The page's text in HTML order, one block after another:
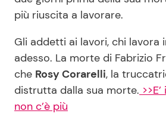
più riuscita a lavorare.
Gli addetti ai lavori, chi
adesso. La morte di Fabrizio
che Rosy Corarelli, la
distrutta dalla sua morte.
non c’è più